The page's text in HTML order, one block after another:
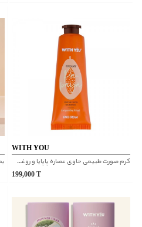
WITH YOU
کرم صورت طبیعی حاوی عصاره پاپایا و روغن بائوباب ویت یو
199,000 T